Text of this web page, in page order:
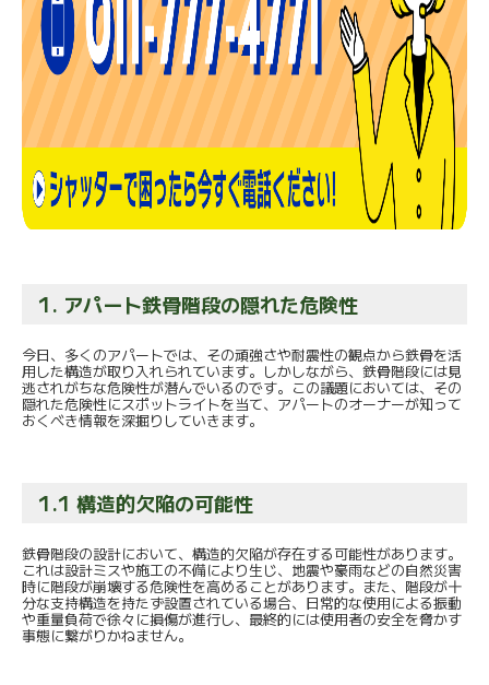
1. アパート鉄骨階段の隠れた危険性
今日、多くのアパートでは、その頑強さや耐震性の観点から鉄骨を活
用した構造が取り入れられています。しかしながら、鉄骨階段には見
逃されがちな危険性が潜んでいるのです。この議題においては、その
隠れた危険性にスポットライトを当て、アパートのオーナーが知って
おくべき情報を深掘りしていきます。
1.1 構造的欠陥の可能性
鉄骨階段の設計において、構造的欠陥が存在する可能性があります。
これは設計ミスや施工の不備により生じ、地震や豪雨などの自然災害
時に階段が崩壊する危険性を高めることがあります。また、階段が十
分な支持構造を持たず設置されている場合、日常的な使用による振動
や重量負荷で徐々に損傷が進行し、最終的には使用者の安全を脅かす
事態に繋がりかねません。